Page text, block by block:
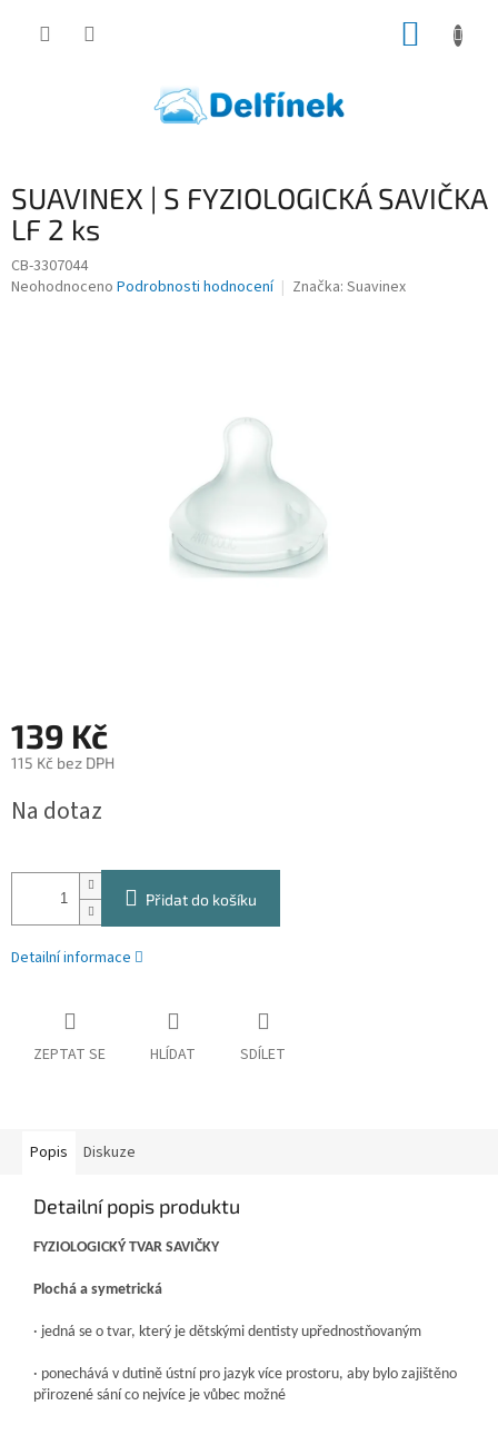
SUAVINEX | S FYZIOLOGICKÁ SAVIČKA
LF 2 ks
CB-3307044
Průměrné
Neohodnoceno Podrobnosti hodnocení Značka: Suavinex
139 Kč
115 Kč bez DPH
cena:
Na dotaz
Přidat do košíku
Detailní informace
ZEPTAT SE HLÍDAT SDÍLET
Popis Diskuze
Detailní popis produktu
FYZIOLOGICKÝ TVAR SAVIČKY
Plochá a symetrická
· jedná se o tvar, který je dětskými dentisty upřednostňovaným
· ponechává v dutině ústní pro jazyk více prostoru, aby bylo zajištěno
přirozené sání co nejvíce je vůbec možné